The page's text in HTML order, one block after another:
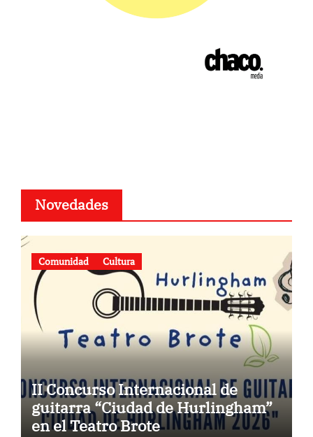
Novedades
Comunidad Cultura
II Concurso Internacional de
guitarra “Ciudad de Hurlingham”
en el Teatro Brote